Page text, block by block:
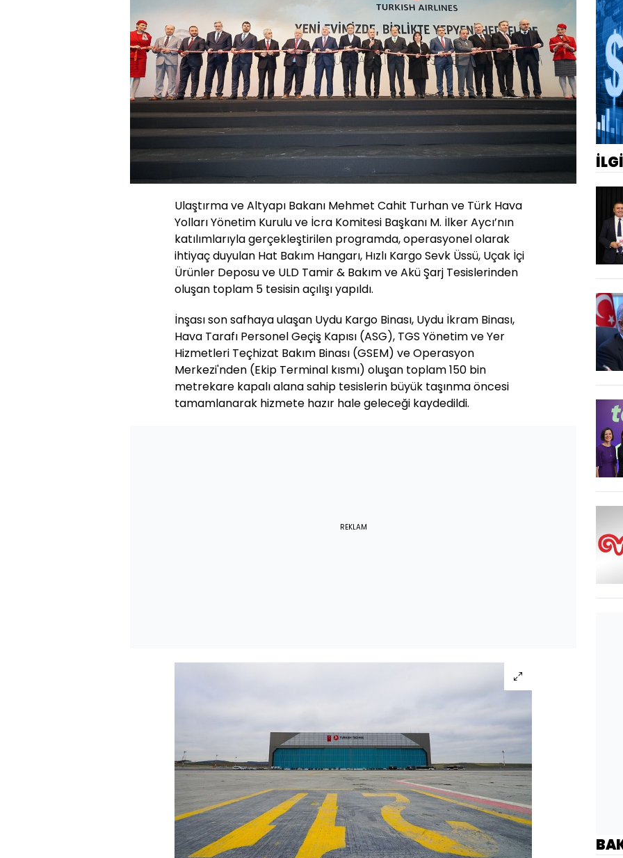
Ulaştırma ve Altyapı Bakanı Mehmet Cahit Turhan ve Türk Hava
Yolları Yönetim Kurulu ve İcra Komitesi Başkanı M. İlker Aycı’nın
katılımlarıyla gerçekleştirilen programda, operasyonel olarak
ihtiyaç duyulan Hat Bakım Hangarı, Hızlı Kargo Sevk Üssü, Uçak İçi
Ürünler Deposu ve ULD Tamir & Bakım ve Akü Şarj Tesislerinden
oluşan toplam 5 tesisin açılışı yapıldı.
İnşası son safhaya ulaşan Uydu Kargo Binası, Uydu İkram Binası,
Hava Tarafı Personel Geçiş Kapısı (ASG), TGS Yönetim ve Yer
Hizmetleri Teçhizat Bakım Binası (GSEM) ve Operasyon
Merkezi'nden (Ekip Terminal kısmı) oluşan toplam 150 bin
metrekare kapalı alana sahip tesislerin büyük taşınma öncesi
tamamlanarak hizmete hazır hale geleceği kaydedildi.
REKLAM